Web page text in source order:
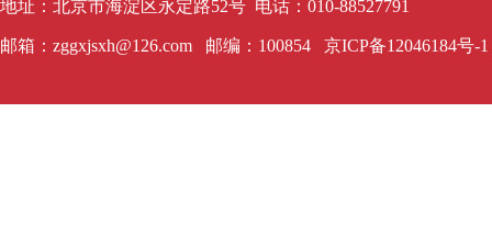
地址：北京市海淀区永定路52号 电话：010-88527791
邮箱：zggxjsxh@126.com 邮编：100854 京ICP备12046184号-1